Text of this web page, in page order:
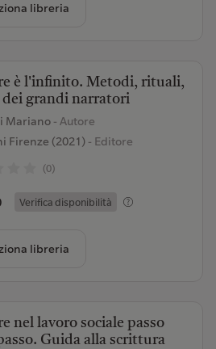
libreria
è l'infinito. Metodi, rituali,
dei grandi narratori
Mariano - Autore
Firenze (2021)- Editore
(0)
Verifica disponibilità
libreria
nel lavoro sociale passo
Guida alla scrittura